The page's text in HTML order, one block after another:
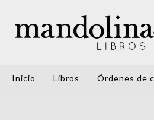
Inicio Libros Órdenes de